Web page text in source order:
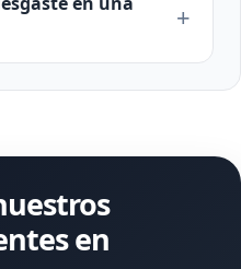
en